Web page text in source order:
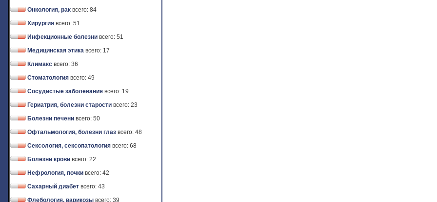
Онкология, рак всего: 84
Хирургия всего: 51
Инфекционные болезни всего: 51
Медицинская этика всего: 17
Климакс всего: 36
Стоматология всего: 49
Сосудистые заболевания всего: 19
Гериатрия, болезни старости всего: 23
Болезни печени всего: 50
Офтальмология, болезни глаз всего: 48
Сексология, сексопатология всего: 68
Болезни крови всего: 22
Нефрология, почки всего: 42
Сахарный диабет всего: 43
Флебология, варикозы всего: 39